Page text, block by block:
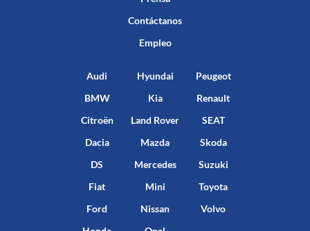
Contáctanos
Empleo
Audi
BMW
Citroën
Dacia
DS
Fiat
Ford
Hyundai
Kia
Land Rover
Mazda
Mercedes
Mini
Nissan
Peugeot
Renault
SEAT
Skoda
Suzuki
Toyota
Volvo